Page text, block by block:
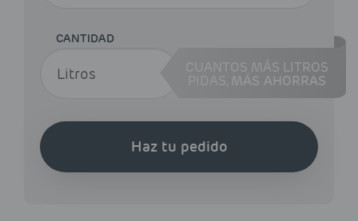
CANTIDAD
CUANTOS MÁS LITROS
MÁS AHORRAS
Haz tu pedido